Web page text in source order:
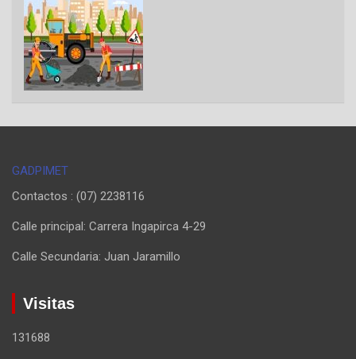
GADPIMET
Contactos : (07) 2238116
Calle principal: Carrera Ingapirca 4-29
Calle Secundaria: Juan Jaramillo
Visitas
131688